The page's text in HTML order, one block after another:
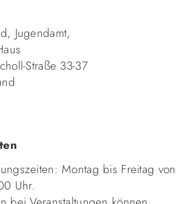
Jugendamt,
Straße 33-37
Montag bis Freitag von
Uhr.